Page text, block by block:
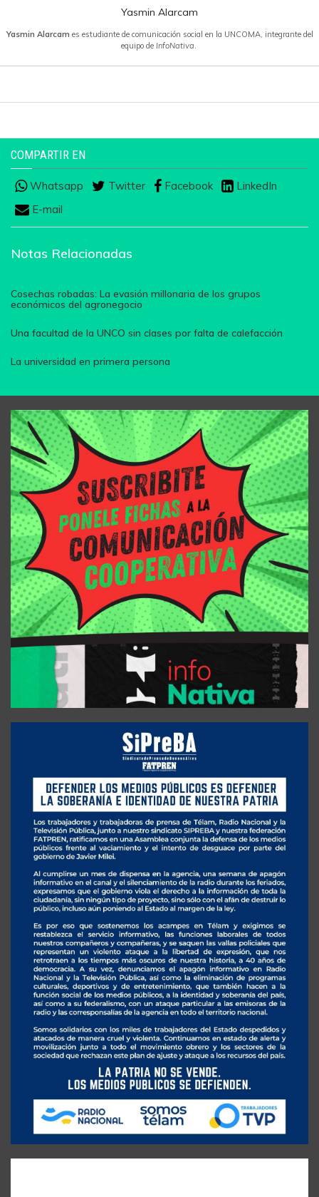
Yasmin Alarcam
Yasmin Alarcam es estudiante de comunicación social en la UNCOMA, integrante del
equipo de InfoNativa.
COMPARTIR EN
Whatsapp Twitter Facebook
LinkedIn
E-mail
Notas Relacionadas
Cosechas robadas: La evasión millonaria de los grupos
económicos del agronegocio
Una facultad de la UNCO sin clases por falta de calefacción
La universidad en primera persona